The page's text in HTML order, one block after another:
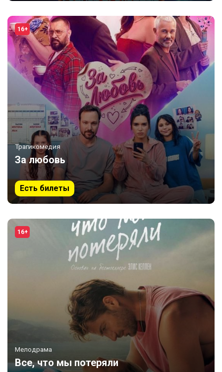
16+
Трагикомедия
За любовь
Есть билеты
16+
Мелодрама
Все, что мы потеряли